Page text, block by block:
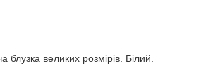
блузка великих розмірів. Білий.